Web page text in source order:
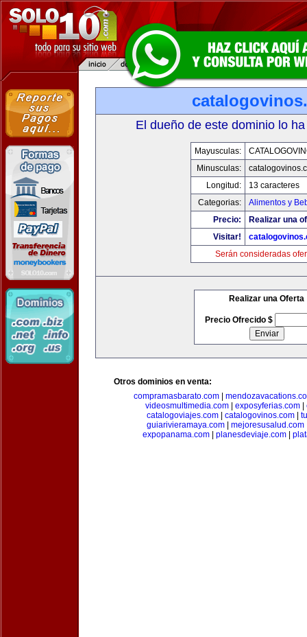
El dueño de este dominio lo
Mayusculas:
Minusculas:
Longitud:
13 caracteres
Categorias:
Alimentos y
Precio:
Realizar una
Visitar!
Serán consideradas
Realizar una Oferta
Precio Ofrecido $
Otros dominios en venta:
compramasbarato.com|
videosmultimedia.com
exposyferias.com
catalogoviajes.com| catalogovinos.com|
guiarivieramaya.com
mejoresusalud.com
expopanama.com| planesdeviaje.com|